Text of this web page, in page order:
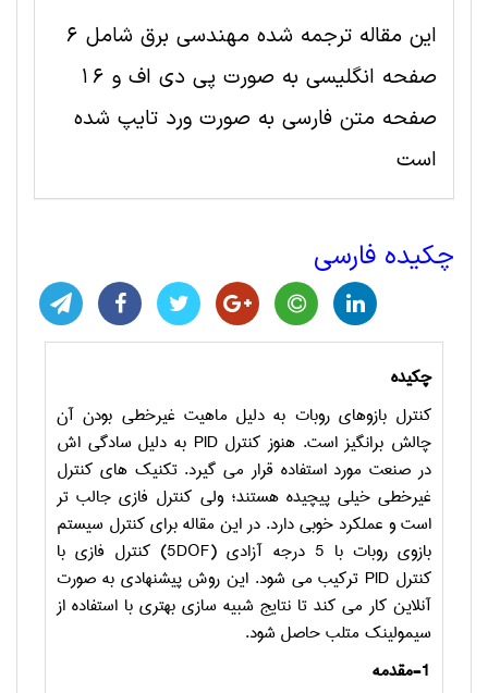
این مقاله ترجمه شده مهندسی برق شامل 6
صفحه انگلیسی به صورت پی دی اف و 16
صفحه متن فارسی به صورت ورد تایپ شده
است
چکیده فارسی
چکیده
کنترل بازوهای روبات به دلیل ماهیت غیرخطی بودن آن
چالش برانگیز است. هنوز کنترلPID به دلیل سادگی اش
در صنعت مورد استفاده قرار می گیرد. تکنیک های کنترل
غیرخطی خیلی پیچیده هستند؛ ولی کنترل فازی جالب تر
است و عملکرد خوبی دارد. در این مقاله برای کنترل سیستم
بازوی روبات با 5 درجه آزادی (
5DOF) کنترل فازی با
کنترل PID ترکیب می شود. این روش پیشنهادی به صورت
آنلاین کار می کند تا نتایج شبیه سازی بهتری با استفاده از
سیمولینک متلب حاصل شود.